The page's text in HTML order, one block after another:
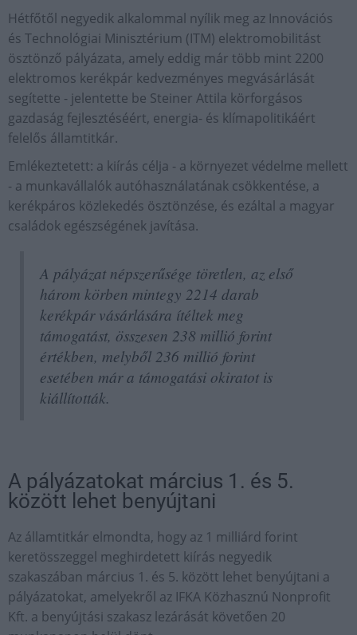
Hétfőtől negyedik alkalommal nyílik meg az Innovációs
és Technológiai Minisztérium (ITM) elektromobilitást
ösztönző pályázata, amely eddig már több mint 2200
elektromos kerékpár kedvezményes megvásárlását
segítette - jelentette be Steiner Attila körforgásos
gazdaság fejlesztéséért, energia- és klímapolitikáért
felelős államtitkár.
Emlékeztetett: a kiírás célja - a környezet védelme mellett
- a munkavállalók autóhasználatának csökkentése, a
kerékpáros közlekedés ösztönzése, és ezáltal a magyar
családok egészségének javítása.
A pályázat népszerűsége töretlen, az első
három körben mintegy 2214 darab
kerékpár vásárlására ítéltek meg
támogatást, összesen 238 millió forint
értékben, melyből 236 millió forint
esetében már a támogatási okiratot is
kiállították.
A pályázatokat március 1. és 5.
között lehet benyújtani
Az államtitkár elmondta, hogy az 1 milliárd forint
keretösszeggel meghirdetett kiírás negyedik
szakaszában március 1. és 5. között lehet benyújtani a
pályázatokat, amelyekről az IFKA Közhasznú Nonprofit
Kft. a benyújtási szakasz lezárását követően 20